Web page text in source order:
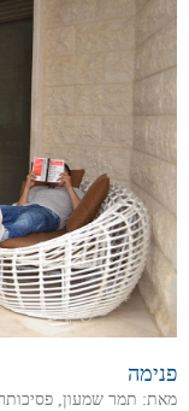
פנימה
מאת: תמר שמעון,